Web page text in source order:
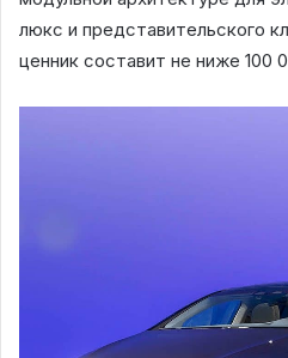
люкс и представительского
ценник составит не ниже 100